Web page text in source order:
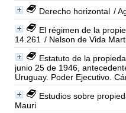
Derecho horizontal /
El régimen de la
14.261 / Nelson de Vida
Estatuto de la
junio 25 de 1946,
Uruguay. Poder Ejecutivo.
Estudios sobre
Mauri